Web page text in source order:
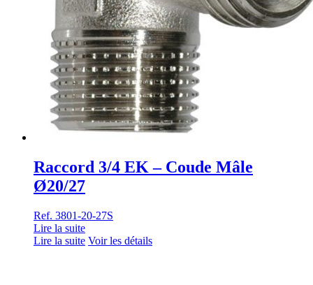
Raccord 3/4 EK – Coude Mâle
Ø20/27
Ref. 3801-20-27S
Lire la suite
Lire la suite Voir les détails